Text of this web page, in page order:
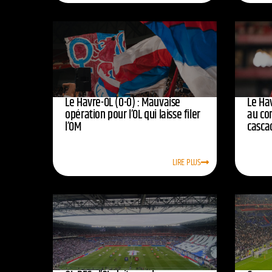
Le Havre-OL (0-0) : Mauvaise
opération pour l’OL qui laisse filer
l’OM
LIRE PLUS
Le
au